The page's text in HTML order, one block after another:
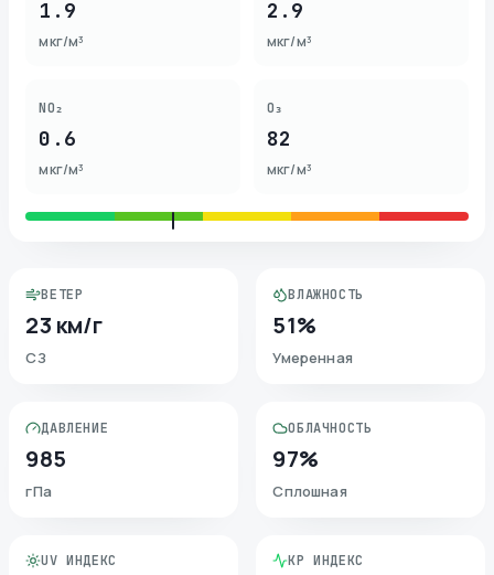
1.9
мкг/м³
2.9
мкг/м³
NO₂
0.6
мкг/м³
O₃
82
мкг/м³
ВЕТЕР
23 км/г
СЗ
ВЛАЖНОСТЬ
51%
Умеренная
ДАВЛЕНИЕ
985
гПа
ОБЛАЧНОСТЬ
97%
Сплошная
UV ИНДЕКС KP ИНДЕКС